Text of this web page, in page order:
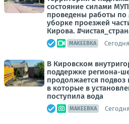
состояние силами
проведены работы по
уборке проезжей
Кирова.
МАКЕЕВКА
В Кировском
поддержке региона-
продолжается
в которые в
поступила вода
МАКЕЕВКА